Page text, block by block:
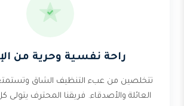
راحة نفسية وحرية من
تتخلصين من عبء التنظيف الشاق
العائلة والأصدقاء. فريقنا المحترف